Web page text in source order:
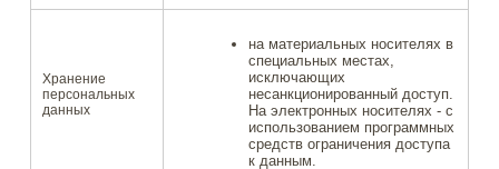
Хранение
персональных
данных
на материальных носителях в
специальных местах,
исключающих
несанкционированный доступ.
На электронных носителях - с
использованием программных
средств ограничения доступа
к данным.